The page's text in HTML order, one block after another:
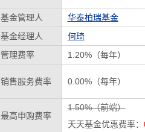
基金管理人
华泰柏瑞基金
基金经理人
何琦
管理费率
1.20%（每年）
销售服务费率 0.00%（每年）
最高申购费率
1.50%（前端）
天天基金优惠费率：